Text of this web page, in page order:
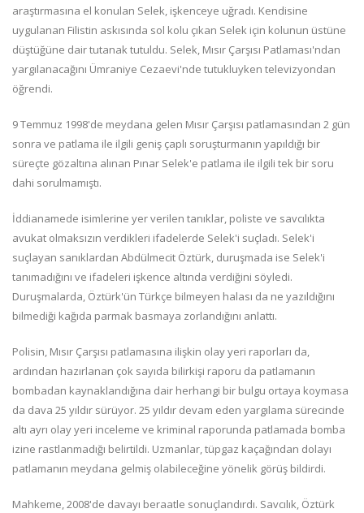
araştırmasına el konulan Selek, işkenceye uğradı. Kendisine
uygulanan Filistin askısında sol kolu çıkan Selek için kolunun üstüne
düştüğüne dair tutanak tutuldu. Selek, Mısır Çarşısı Patlaması'ndan
yargılanacağını Ümraniye Cezaevi'nde tutukluyken televizyondan
öğrendi.
9 Temmuz 1998'de meydana gelen Mısır Çarşısı patlamasından 2 gün
sonra ve patlama ile ilgili geniş çaplı soruşturmanın yapıldığı bir
süreçte gözaltına alınan Pınar Selek'e patlama ile ilgili tek bir soru
dahi sorulmamıştı.
İddianamede isimlerine yer verilen tanıklar, poliste ve savcılıkta
avukat olmaksızın verdikleri ifadelerde Selek'i suçladı. Selek'i
suçlayan sanıklardan Abdülmecit Öztürk, duruşmada ise Selek'i
tanımadığını ve ifadeleri işkence altında verdiğini söyledi.
Duruşmalarda, Öztürk'ün Türkçe bilmeyen halası da ne yazıldığını
bilmediği kağıda parmak basmaya zorlandığını anlattı.
Polisin, Mısır Çarşısı patlamasına ilişkin olay yeri raporları da,
ardından hazırlanan çok sayıda bilirkişi raporu da patlamanın
bombadan kaynaklandığına dair herhangi bir bulgu ortaya koymasa
da dava 25 yıldır sürüyor. 25 yıldır devam eden yargılama sürecinde
altı ayrı olay yeri inceleme ve kriminal raporunda patlamada bomba
izine rastlanmadığı belirtildi. Uzmanlar, tüpgaz kaçağından dolayı
patlamanın meydana gelmiş olabileceğine yönelik görüş bildirdi.
Mahkeme, 2008'de davayı beraatle sonuçlandırdı. Savcılık, Öztürk